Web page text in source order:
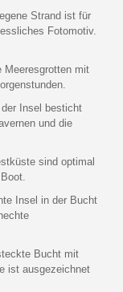
Strand ist für
Fotomotiv.
Meeresgrotten mit
Insel besticht
und die
sind optimal
Insel in der Bucht
Bucht mit
ist ausgezeichnet